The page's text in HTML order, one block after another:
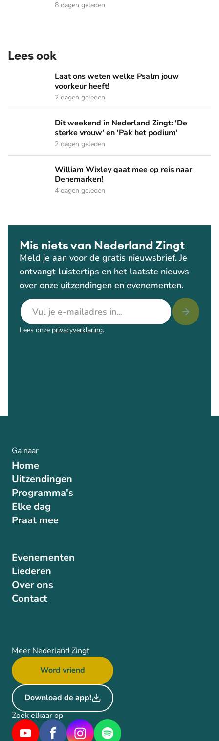
8 dagen geleden
Lees ook
Laat ons weten welke Psalm jouw voorkeur heeft!
Laat ons weten welke Psalm jouw
voorkeur heeft!
2 dagen geleden
Dit weekend in Nederland Zingt: 'De sterke vrouw' en 'Pak
Dit weekend in Nederland Zingt: 'De
sterke vrouw' en 'Pak het podium'
2 dagen geleden
William Wixley gaat mee op reis naar Denemarken!
William Wixley gaat mee op reis naar
Denemarken!
4 dagen geleden
Mis niets van Nederland Zingt
Meld je aan voor de gratis nieuwsbrief. Je
ontvangt luistertips en het laatste nieuws
over onze uitzendingen en evenementen.
E-mailadres
Lees onze privacyverklaring.
Ga naar
Home
Uitzendingen
Programma's
Elke dag
Praat mee
Evenementen
Liederen
Over ons
Contact
Meer Nederland Zingt
Word vriend
Download de app!
Zoek elkaar op